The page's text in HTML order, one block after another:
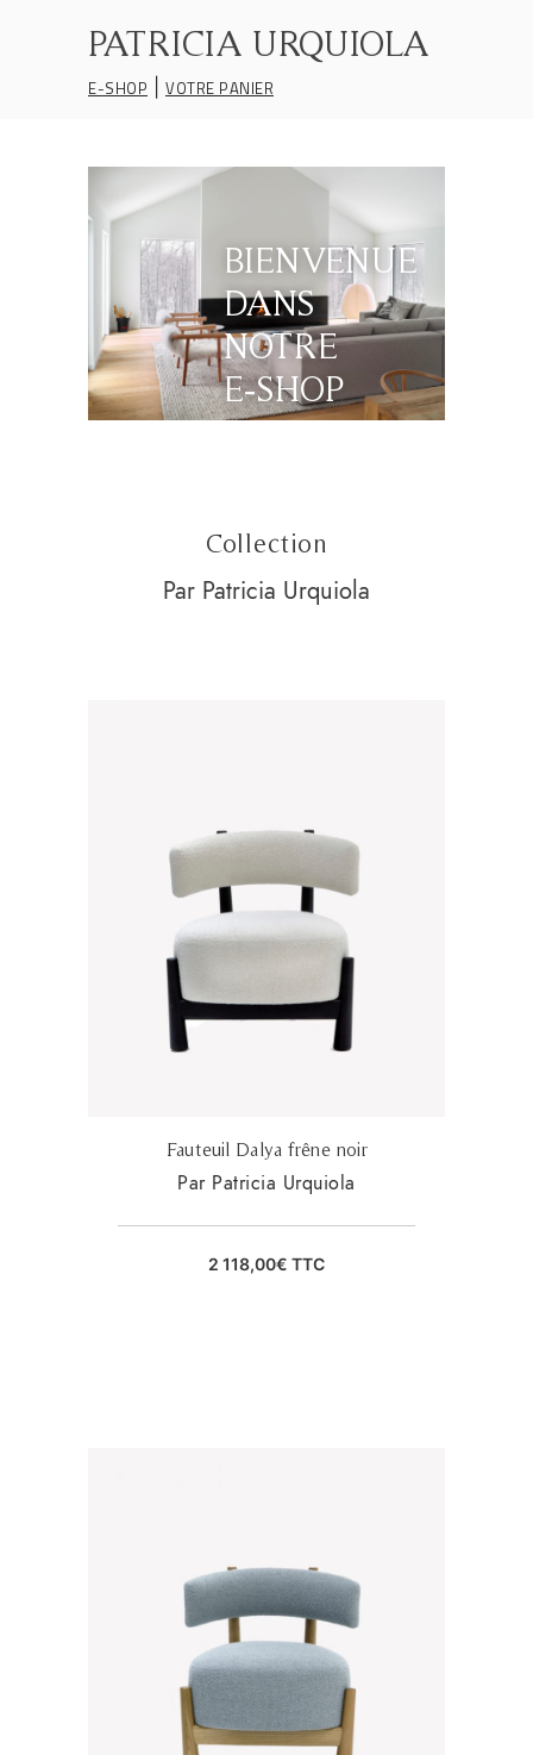
PATRICIA URQUIOLA
E-SHOP VOTRE PANIER
BIENVENUE
DANS
NOTRE
E‑SHOP
Collection
Par Patricia Urquiola
Fauteuil Dalya frêne noir
Par Patricia Urquiola
2 118,00€ TTC